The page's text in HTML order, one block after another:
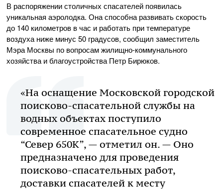
В распоряжении столичных спасателей появилась
уникальная аэролодка. Она способна развивать скорость
до 140 километров в час и работать при температуре
воздуха ниже минус 50 градусов, сообщил заместитель
Мэра Москвы по вопросам жилищно-коммунального
хозяйства и благоустройства Петр Бирюков.
«На оснащение Московской городской
поисково-спасательной службы на
водных объектах поступило
современное спасательное судно
“Север 650К”, — отметил он. — Оно
предназначено для проведения
поисково-спасательных работ,
доставки спасателей к месту